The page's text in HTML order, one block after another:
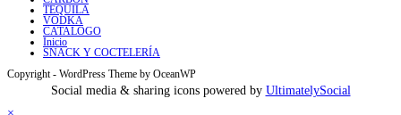
TEQUILA
VODKA
CATALOGO
Inicio
SNACK Y COCTELERÍA
Copyright - WordPress Theme by OceanWP
Social media & sharing icons powered by UltimatelySocial